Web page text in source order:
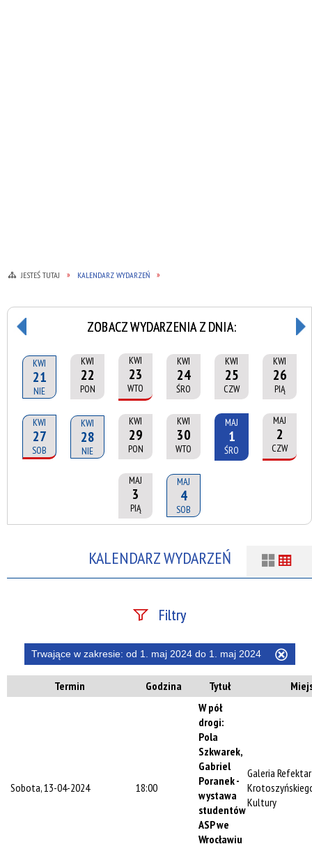
JESTEŚ TUTAJ KALENDARZ WYDARZEŃ
ZOBACZ WYDARZENIA Z DNIA:
KWI
21
NIE
KWI
22
PON
KWI
23
WTO
KWI
24
ŚRO
KWI
25
CZW
KWI
26
PIĄ
KWI
27
SOB
KWI
28
NIE
KWI
29
PON
KWI
30
WTO
MAJ
1
ŚRO
MAJ
2
CZW
MAJ
3
PIĄ
MAJ
4
SOB
KALENDARZ WYDARZEŃ
Filtry
Szukana fraza
Trwające w zakresie: od 1. maj 2024 do 1. maj 2024
Termin Godzina Tytuł
Sobota, 13-04-2024 18:00
W pół
drogi:
Pola
Szkwarek,
Gabriel
Poranek -
wystawa
studentów
ASP we
Wrocławiu
Galeria
Kultury